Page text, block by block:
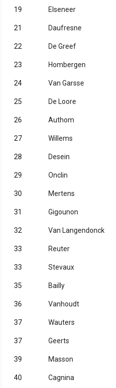
19 Elseneer
21 Daufresne
22 De Greef
23 Hombergen
24 Van Garsse
25 De Loore
26 Authom
27 Willems
28 Desein
29 Onclin
30 Mertens
31 Gigounon
32 Van Langendonck
33 Reuter
33 Stevaux
35 Bailly
36 Vanhoudt
37 Wauters
37 Geerts
39 Masson
40 Cagnina